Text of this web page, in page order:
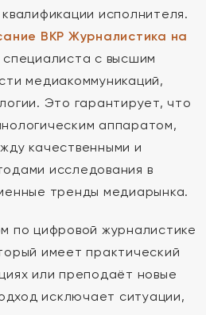
исполнителя.
ВКР Журналистика на
с высшим
медиакоммуникаций,
Это гарантирует, что
аппаратом,
качественными и
исследования в
тренды медиарынка.
по цифровой журналистике
имеет практический
или преподаёт новые
исключает ситуации,